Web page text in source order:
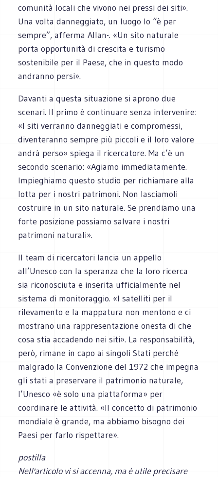
comunità locali che vivono nei pressi dei siti».
Una volta danneggiato, un luogo lo “è per
sempre”, afferma Allan-. «Un sito naturale
porta opportunità di crescita e turismo
sostenibile per il Paese, che in questo modo
andranno persi».
Davanti a questa situazione si aprono due
scenari. Il primo è continuare senza intervenire:
«I siti verranno danneggiati e compromessi,
diventeranno sempre più piccoli e il loro valore
andrà perso» spiega il ricercatore. Ma c’è un
secondo scenario: «Agiamo immediatamente.
Impieghiamo questo studio per richiamare alla
lotta per i nostri patrimoni. Non lasciamoli
costruire in un sito naturale. Se prendiamo una
forte posizione possiamo salvare i nostri
patrimoni naturali».
Il team di ricercatori lancia un appello
all’Unesco con la speranza che la loro ricerca
sia riconosciuta e inserita ufficialmente nel
sistema di monitoraggio. «I satelliti per il
rilevamento e la mappatura non mentono e ci
mostrano una rappresentazione onesta di che
cosa stia accadendo nei siti». La responsabilità,
però, rimane in capo ai singoli Stati perché
malgrado la Convenzione del 1972 che impegna
gli stati a preservare il patrimonio naturale,
l’Unesco «è solo una piattaforma» per
coordinare le attività. «Il concetto di patrimonio
mondiale è grande, ma abbiamo bisogno dei
Paesi per farlo rispettare».
postilla
Nell'articolo vi si accenna, ma è utile precisare